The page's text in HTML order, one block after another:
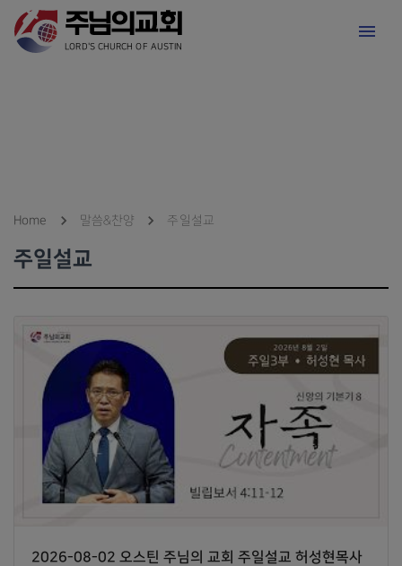
LORD'S CHURCH OF AUSTIN
Home 말씀&찬양 주일설교
주일설교
2026-08-02 오스틴 주님의 교회 주일설교 허성현목사